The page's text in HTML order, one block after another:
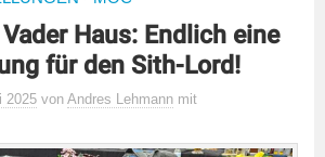
Haus: Endlich eine
für den Sith-Lord!
2025 von Andres Lehmann mit